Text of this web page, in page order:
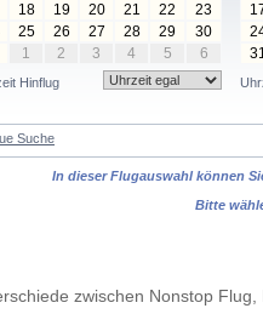
18 19 20 21 22
23
25 26 27 28 29
30
1 2 3 4 5 6
Hinflug
Suche
In dieser Flugauswahl können
Bitte
zwischen Nonstop